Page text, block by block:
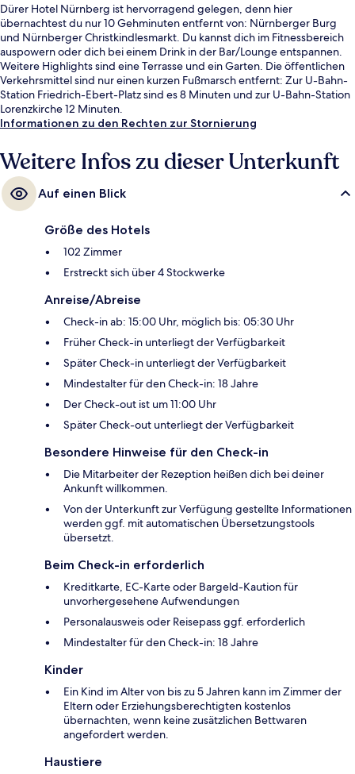
Dürer Hotel Nürnberg ist hervorragend gelegen, denn hier
übernachtest du nur 10 Gehminuten entfernt von: Nürnberger Burg
und Nürnberger Christkindlesmarkt. Du kannst dich im Fitnessbereich
auspowern oder dich bei einem Drink in der Bar/Lounge entspannen.
Weitere Highlights sind eine Terrasse und ein Garten. Die öffentlichen
Verkehrsmittel sind nur einen kurzen Fußmarsch entfernt: Zur U-Bahn-
Station Friedrich-Ebert-Platz sind es 8 Minuten und zur U-Bahn-Station
Lorenzkirche 12 Minuten.
Informationen zu den Rechten zur Stornierung
Weitere Infos zu dieser Unterkunft
Auf einen Blick
Größe des Hotels
102 Zimmer
Erstreckt sich über 4 Stockwerke
Anreise/Abreise
Check-in ab: 15:00 Uhr, möglich bis: 05:30 Uhr
Früher Check-in unterliegt der Verfügbarkeit
Später Check-in unterliegt der Verfügbarkeit
Mindestalter für den Check-in: 18 Jahre
Der Check-out ist um 11:00 Uhr
Später Check-out unterliegt der Verfügbarkeit
Besondere Hinweise für den Check-in
Die Mitarbeiter der Rezeption heißen dich bei deiner
Ankunft willkommen.
Von der Unterkunft zur Verfügung gestellte Informationen
werden ggf. mit automatischen Übersetzungstools
übersetzt.
Beim Check-in erforderlich
Kreditkarte, EC-Karte oder Bargeld-Kaution für
unvorhergesehene Aufwendungen
Personalausweis oder Reisepass ggf. erforderlich
Mindestalter für den Check-in: 18 Jahre
Kinder
Ein Kind im Alter von bis zu 5 Jahren kann im Zimmer der
Eltern oder Erziehungsberechtigten kostenlos
übernachten, wenn keine zusätzlichen Bettwaren
angefordert werden.
Haustiere